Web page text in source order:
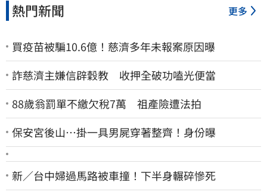
熱門新聞 更多
買疫苗被騙10.6億！慈濟多年未報案原因曝
詐慈濟主嫌信辟穀教 收押全破功嗑光便當
88歲翁罰單不繳欠稅7萬 祖產險遭法拍
保安宮後山…掛一具男屍穿著整齊！身份曝
新／台中婦過馬路被車撞！下半身輾碎慘死